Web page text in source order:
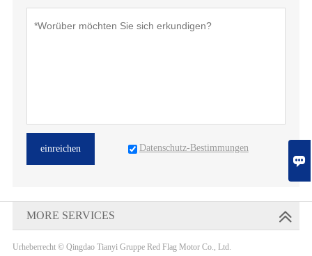

einreichen Datenschutz-Bestimmungen
MORE SERVICES
Urheberrecht © Qingdao Tianyi Gruppe Red Flag Motor Co., Ltd.